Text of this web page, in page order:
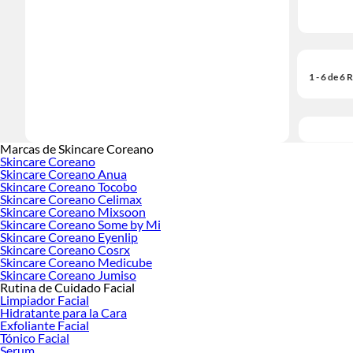
1 - 6 de 6
Marcas de Skincare Coreano
Skincare Coreano
Skincare Coreano Anua
Skincare Coreano Tocobo
Skincare Coreano Celimax
Skincare Coreano Mixsoon
Skincare Coreano Some by Mi
Skincare Coreano Eyenlip
Skincare Coreano Cosrx
Skincare Coreano Medicube
Skincare Coreano Jumiso
Rutina de Cuidado Facial
Limpiador Facial
Hidratante para la Cara
Exfoliante Facial
Tónico Facial